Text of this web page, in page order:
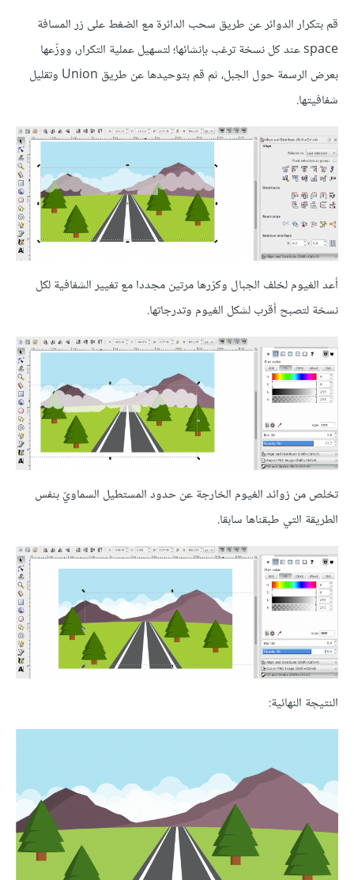
قم بتكرار الدوائر عن طريق سحب الدائرة مع الضغط على زر المسافة
space عند كل نسخة ترغب بإنشائها؛ لتسهيل عملية التكرار، ووزّعها
بعرض الرسمة حول الجبل، ثم قم بتوحيدها عن طريق Union وتقليل
شفافيتها.
أعد الغيوم لخلف الجبال وكرّرها مرتين مجددا مع تغيير الشفافية لكل
نسخة لتصبح أقرب لشكل الغيوم وتدرجاتها.
تخلص من زوائد الغيوم الخارجة عن حدود المستطيل السماويّ بنفس
الطريقة التي طبقناها سابقا.
النتيجة النهائية: